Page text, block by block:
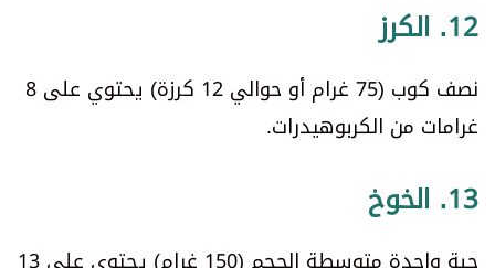
12. الكرز
نصف كوب (75 غرام أو حوالي 12 كرزة) يحتوي على 8
غرامات من الكربوهيدرات.
13. الخوخ